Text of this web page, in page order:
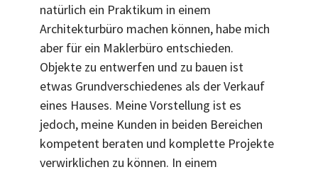
natürlich ein Praktikum in einem
Architekturbüro machen können, habe mich
aber für ein Maklerbüro entschieden.
Objekte zu entwerfen und zu bauen ist
etwas Grundverschiedenes als der Verkauf
eines Hauses. Meine Vorstellung ist es
jedoch, meine Kunden in beiden Bereichen
kompetent beraten und komplette Projekte
verwirklichen zu können. In einem